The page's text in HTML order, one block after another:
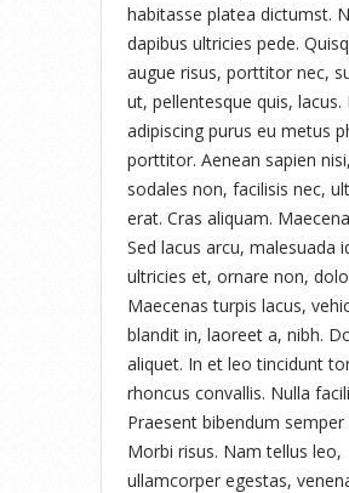
habitasse platea dictumst.
dapibus ultricies pede.
augue risus, porttitor nec,
ut, pellentesque quis, lacus.
adipiscing purus eu metus
porttitor. Aenean sapien nisi,
sodales non, facilisis nec,
erat. Cras aliquam.
Sed lacus arcu, malesuada
ultricies et, ornare non,
Maecenas turpis lacus,
blandit in, laoreet a, nibh.
aliquet. In et leo tincidunt
rhoncus convallis. Nulla
Praesent bibendum semper
Morbi risus. Nam tellus leo,
ullamcorper egestas,